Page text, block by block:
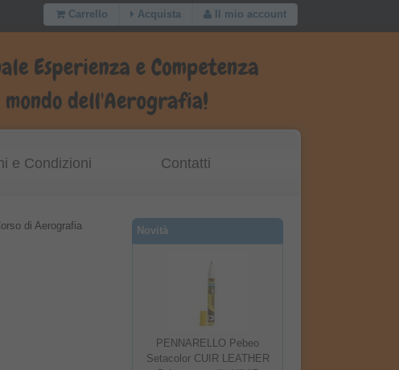
Carrello Acquista Il mio account
e Condizioni Contatti
di Aerografia
Novità
PENNARELLO Pebeo
Setacolor CUIR LEATHER